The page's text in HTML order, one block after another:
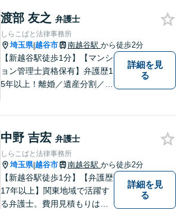
してよいのかと迷っている
方、ぜひ一度ご相談くださ
い。
渡部 友之 弁護士
しらこばと法律事務所
埼玉県|越谷市 南越谷駅 から徒歩2分
【新越谷駅徒歩1分】【マンシ
ョン管理士資格保有】弁護歴1
5年以上！離婚／遺産分割／刑
組みます。お困りごとはお気
軽にご相談ください！【法テ
ラス歓迎】
詳細を見
る
中野 吉宏 弁護士
しらこばと法律事務所
埼玉県|越谷市 南越谷駅 から徒歩2分
【新越谷駅徒歩1分】【弁護歴
17年以上】関東地域で活躍す
る弁護士。費用見積もりは無
詳細を見
る